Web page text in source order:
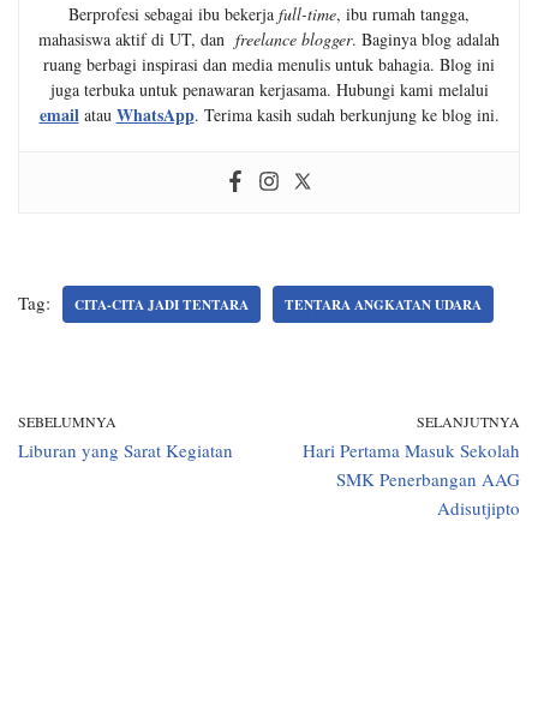
Berprofesi sebagai ibu bekerja full-time, ibu rumah tangga,
mahasiswa aktif di UT, dan freelance blogger. Baginya blog adalah
ruang berbagi inspirasi dan media menulis untuk bahagia. Blog ini
juga terbuka untuk penawaran kerjasama. Hubungi kami melalui
email atau WhatsApp. Terima kasih sudah berkunjung ke blog ini.
Tag: CITA-CITA JADI TENTARA TENTARA ANGKATAN UDARA
SEBELUMNYA
Liburan yang Sarat Kegiatan
SELANJUTNYA
Hari Pertama Masuk Sekolah
SMK Penerbangan AAG
Adisutjipto